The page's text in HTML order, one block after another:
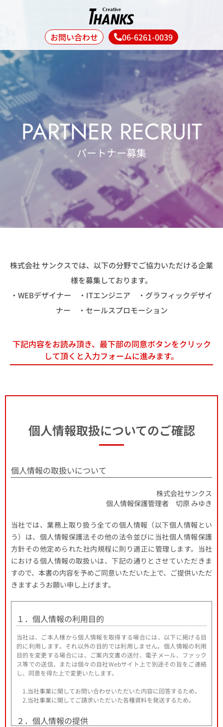
お問い合わせ 06-6261-0039
PARTNER RECRUIT
パートナー募集
株式会社 サンクスでは、以下の分野でご協力いただける企業
様を募集しております。
・WEBデザイナー ・ITエンジニア ・グラフィックデザイ
ナー ・セールスプロモーション
下記内容をお読み頂き、最下部の同意ボタンをクリック
して頂くと入力フォームに進みます。
個人情報取扱についてのご確認
個人情報の取扱いについて
株式会社サンクス
個人情報保護管理者 切原 みゆき
当社では、業務上取り扱う全ての個人情報（以下個人情報とい
う）は、個人情報保護法その他の法令並びに当社個人情報保護
方針その他定められた社内規程に則り適正に管理します。当社
における個人情報の取扱いは、下記の通りとさせていただきま
すので、本書の内容を予めご同意いただいた上で、ご提供いただ
きますようお願い申し上げます。
１．個人情報の利用目的
当社は、ご本人様から個人情報を取得する場合には、以下に掲げる目
的に利用します。それ以外の目的では利用しません。個人情報の利用
目的を変更する場合には、ご案内文書の送付、電子メール、ファック
ス等での送信、または個々の自社Webサイト上で別途その旨をご連絡
し、同意を得た上で変更いたします。
1.当社事業に関してお問い合わせいただいた内容に回答するため。
2.当社事業に関してご請求いただいた各種資料を発送するため。
２．個人情報の提供